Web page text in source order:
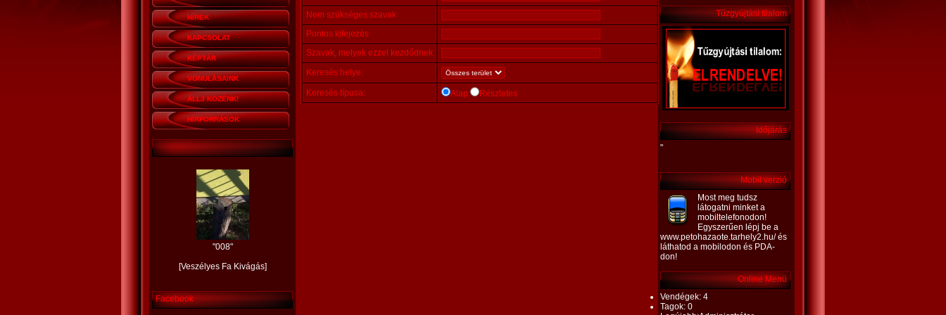
HÍREK
KAPCSOLAT
KÉPTÁR
VONULÁSAINK
ÁLLJ KÖZÉNK!
HÍRFORRÁSOK
"008"
[Veszélyes Fa Kivágás]
Facebook
Nem szükséges szavak
Pontos kifejezés
Szavak, melyek ezzel kezdődnek
Keresés helye:
Keresés típusa: Alap Részletes
Tűzgyújtási tilalom
Időjárás
"
Mobil verzió
Most meg tudsz
látogatni minket a
mobiltelefonodon!
Egyszerűen lépj be a
www.petohazaote.tarhely2.hu/ és
láthatod a mobilodon és PDA-
don!
Online Menü
Vendégek: 4
Tagok: 0